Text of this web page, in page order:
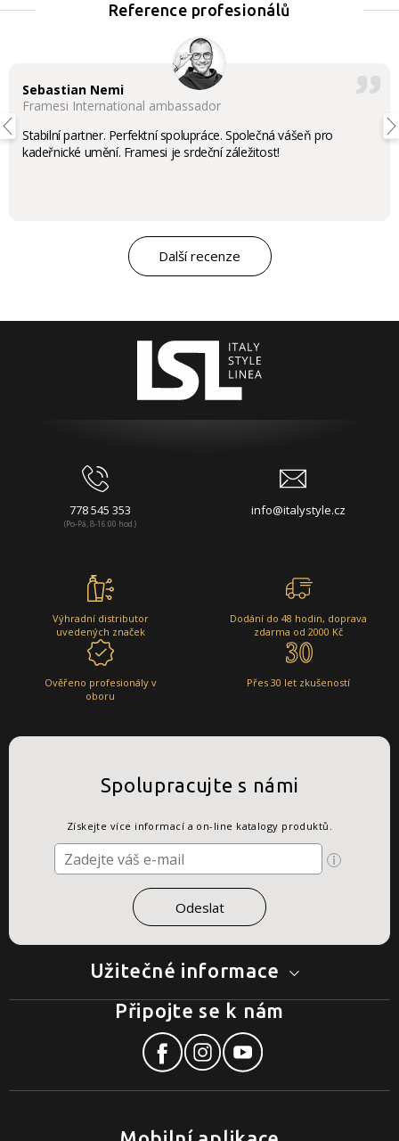
Reference profesionálů
Sebastian Nemi
Framesi International ambassador
Stabilní partner. Perfektní spolupráce. Společná vášeň pro
kadeřnické umění. Framesi je srdeční záležitost!
Další recenze
778 545 353
(Po-Pá, 8-16:00 hod.)
info@italystyle.cz
Výhradní distributor
uvedených značek
Dodání do 48 hodin, doprava
zdarma od 2000 Kč
Ověřeno profesionály v
oboru
Přes 30 let zkušeností
Užitečné informace
Spolupracujte s námi
Získejte více informací a on-line katalogy produktů.
Připojte se k nám